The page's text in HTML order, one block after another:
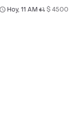
Hoy, 11 AM• $ 4500